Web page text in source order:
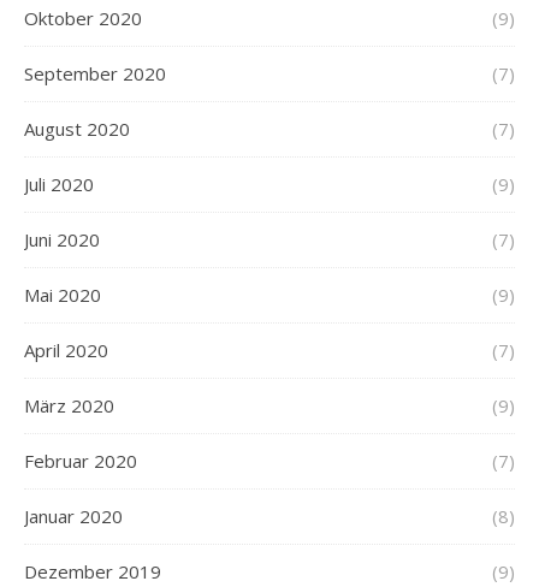
Oktober 2020 (9)
September 2020 (7)
August 2020 (7)
Juli 2020 (9)
Juni 2020 (7)
Mai 2020 (9)
April 2020 (7)
März 2020 (9)
Februar 2020 (7)
Januar 2020 (8)
Dezember 2019 (9)